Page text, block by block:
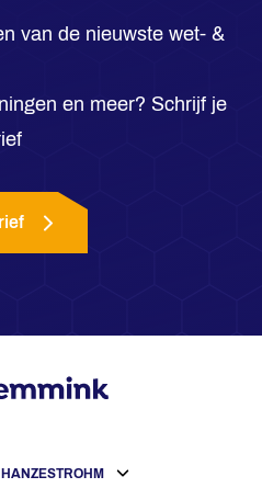
van de nieuwste wet- &
en meer? Schrijf je
HANZESTROHM